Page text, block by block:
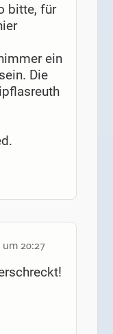
bitte, für
ein
Die
um 20:27